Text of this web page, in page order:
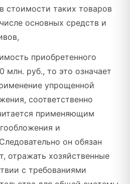
стоимости таких товаров
основных средств и
приобретенного
млн. руб., то это означает
упрощенной
соответственно
применяющим
и
он обязан
отражать хозяйственные
с требованиями